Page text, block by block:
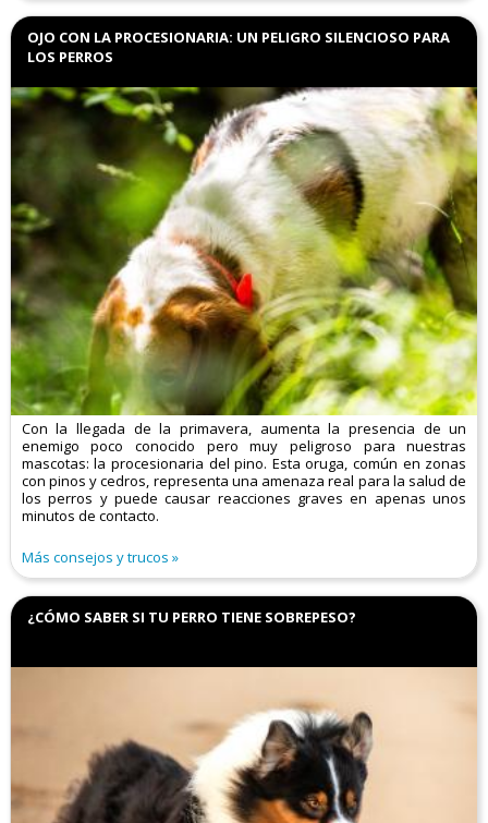
OJO CON LA PROCESIONARIA: UN PELIGRO SILENCIOSO PARA
LOS PERROS
Con la llegada de la primavera, aumenta la presencia de un
enemigo poco conocido pero muy peligroso para nuestras
mascotas: la procesionaria del pino. Esta oruga, común en zonas
con pinos y cedros, representa una amenaza real para la salud de
los perros y puede causar reacciones graves en apenas unos
minutos de contacto.
Más consejos y trucos
¿CÓMO SABER SI TU PERRO TIENE SOBREPESO?